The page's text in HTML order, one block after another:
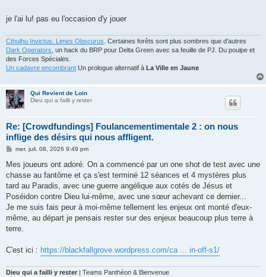
je l'ai lu! pas eu l'occasion d'y jouer
Cthulhu Invictus: Limes Obscurus . Certaines forêts sont plus sombres que d'autres
Dark Operators , un hack du BRP pour Delta Green avec sa feuille de PJ. Du poulpe et
des Forces Spéciales.
Un cadavre encombrant Un prologue alternatif à La Ville en Jaune
Qui Revient de Loin
Dieu qui a failli y rester
Re: [Crowdfundings] Foulancementimentale 2 : on nous
inflige des désirs qui nous affligent.
M
s
a
g
mer. juil. 08, 2026 9:49 pm
Mes joueurs ont adoré. On a commencé par un one shot de test avec une
chasse au fantôme et ça s'est terminé 12 séances et 4 mystères plus
tard au Paradis, avec une guerre angélique aux cotés de Jésus et
Poséidon contre Dieu lui-même, avec une sœur achevant ce dernier...
Je me suis fais peur à moi-même tellement les enjeux ont monté d'eux-
même, au départ je pensais rester sur des enjeux beaucoup plus terre à
terre.
C'est ici : https://blackfallgrove.wordpress.com/ca ... in-off-s1/
Dieu qui a failli y rester
| Teams Panthéon & Bienvenue